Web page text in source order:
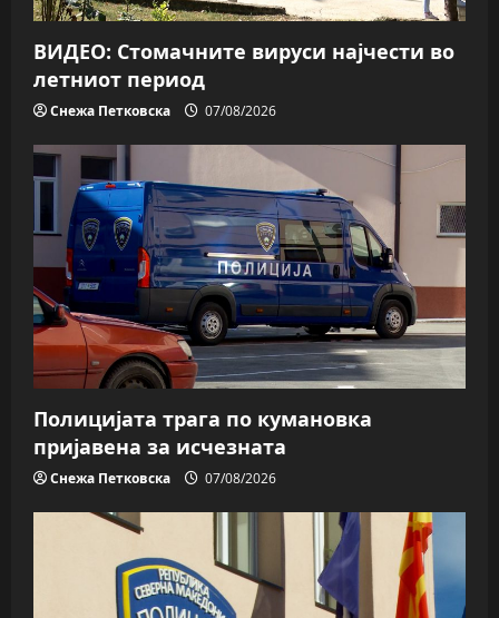
ВИДЕО: Стомачните вируси најчести во
летниот период
Снежа Петковска 07/08/2026
Полицијата трага пo кумановка
пријавена за исчезната
Снежа Петковска 07/08/2026